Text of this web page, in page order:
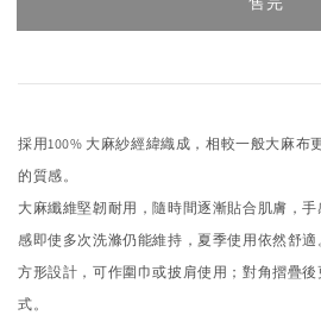
採用100% 大麻紗經緯織成，相較一般大麻布
的質感。
大麻纖維堅韌耐用，隨時間逐漸貼合肌膚，
感即使多次洗滌仍能維持，夏季使用依然舒適
方形設計，可作圍巾或披肩使用；對角摺疊
式。